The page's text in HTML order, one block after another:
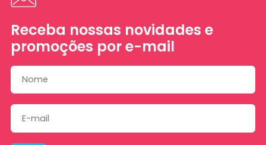
Receba nossas novidades e
promoções por e-mail